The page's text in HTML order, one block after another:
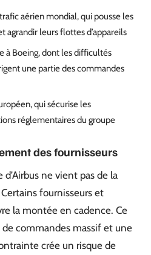
aérien mondial, qui pousse les
agrandir leurs flottes d’appareils
à Boeing, dont les difficultés
une partie des commandes
qui sécurise les
réglementaires du groupe
des fournisseurs
ne vient pas de la
fournisseurs et
la montée en cadence. Ce
commandes massif et une
crée un risque de